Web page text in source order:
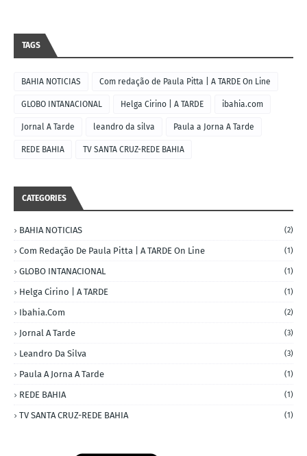
TAGS
BAHIA NOTICIAS Com redação de Paula Pitta | A TARDE On Line
GLOBO INTANACIONAL Helga Cirino | A TARDE ibahia.com
Jornal A Tarde leandro da silva Paula a Jorna A Tarde
REDE BAHIA TV SANTA CRUZ-REDE BAHIA
CATEGORIES
BAHIA NOTICIAS (2)
Com Redação De Paula Pitta | A TARDE On Line (1)
GLOBO INTANACIONAL (1)
Helga Cirino | A TARDE (1)
Ibahia.com (2)
Jornal A Tarde (3)
Leandro Da Silva (3)
Paula A Jorna A Tarde (1)
REDE BAHIA (1)
TV SANTA CRUZ-REDE BAHIA (1)